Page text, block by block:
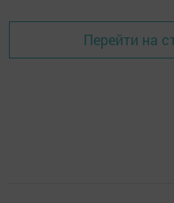
Перейти на